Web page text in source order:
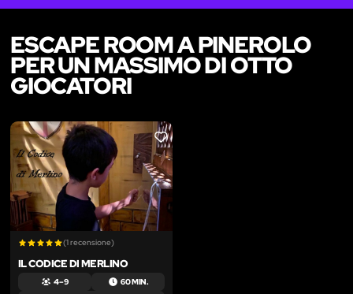
ESCAPE ROOM A PINEROLO
PER UN MASSIMO DI OTTO
GIOCATORI
LIKE
(1 recensione)
IL CODICE DI MERLINO
4 – 9 60 MIN.